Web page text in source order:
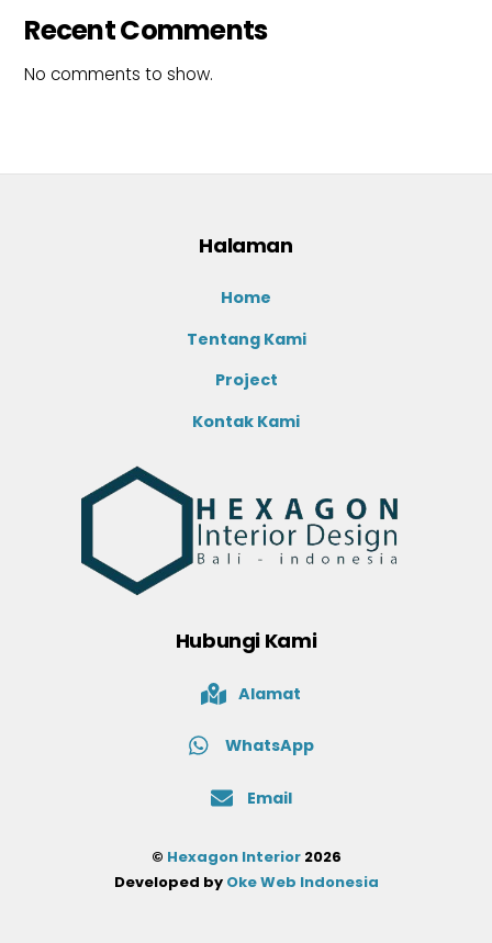
Recent Comments
No comments to show.
Halaman
Home
Tentang Kami
Project
Kontak Kami
Hubungi Kami
Alamat
WhatsApp
Email
© Hexagon Interior2026
Developed by Oke Web Indonesia